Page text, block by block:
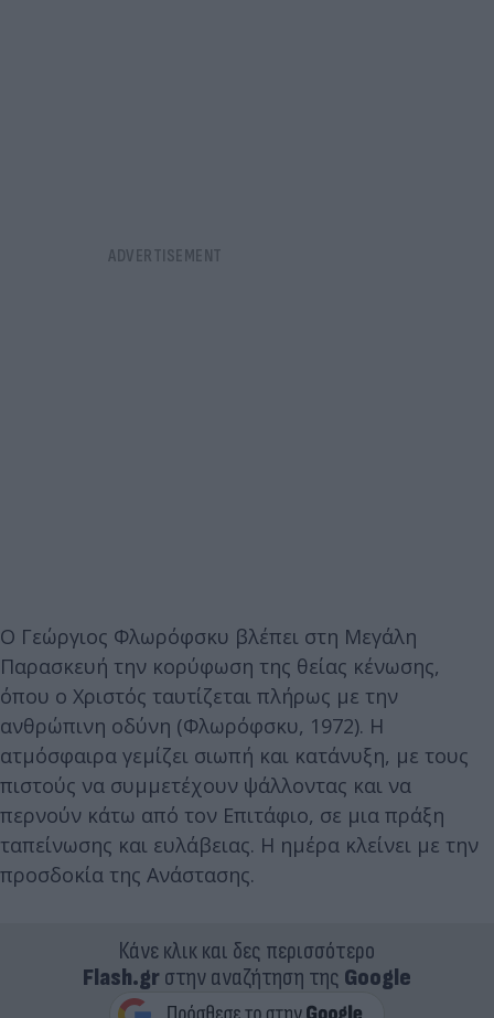
Ο Γεώργιος Φλωρόφσκυ βλέπει στη Μεγάλη
Παρασκευή την κορύφωση της θείας κένωσης,
όπου ο Χριστός ταυτίζεται πλήρως με την
ανθρώπινη οδύνη (Φλωρόφσκυ, 1972). Η
ατμόσφαιρα γεμίζει σιωπή και κατάνυξη, με τους
πιστούς να συμμετέχουν ψάλλοντας και να
περνούν κάτω από τον Επιτάφιο, σε μια πράξη
ταπείνωσης και ευλάβειας. Η ημέρα κλείνει με την
προσδοκία της Ανάστασης.
Κάνε κλικ και δες περισσότερο
Flash.grστην αναζήτηση της Google